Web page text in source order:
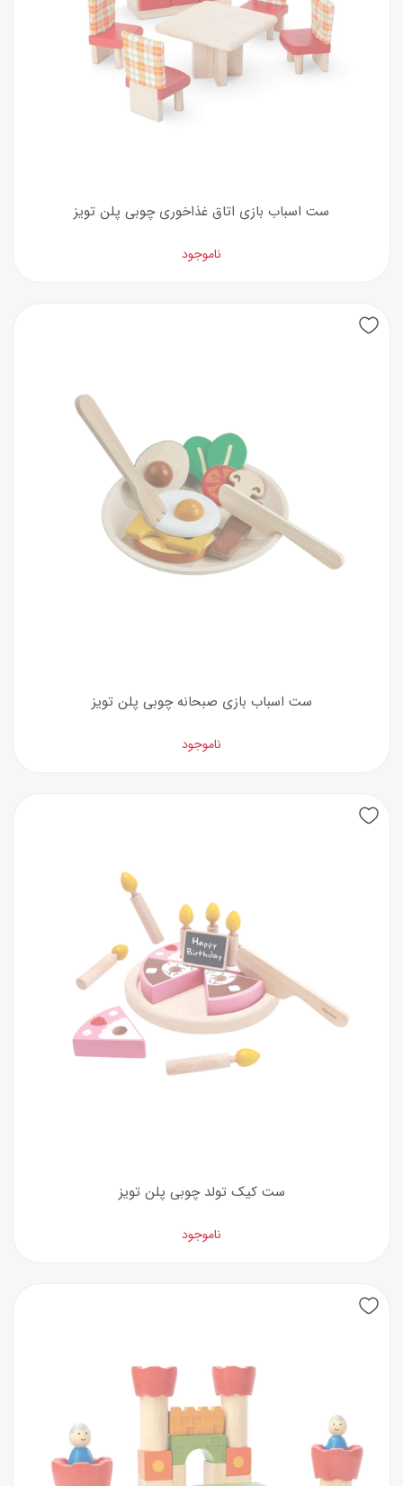
ست اسباب بازی اتاق غذاخوری چوبی پلن تویز
ناموجود
ست اسباب بازی صبحانه چوبی پلن تویز
ناموجود
ست کیک تولد چوبی پلن تویز
ناموجود